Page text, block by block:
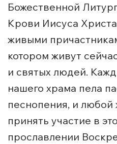
Божественной
Крови Иисуса
живыми
котором живут
и святых людей.
нашего храма пела
песнопения, и
принять участие в
прославлении